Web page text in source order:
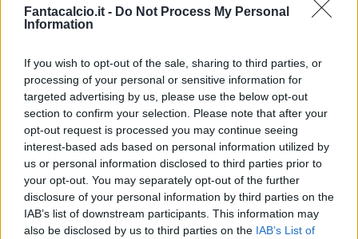
Fantacalcio.it - Do Not Process My Personal
Information
If you wish to opt-out of the sale, sharing to third parties, or
processing of your personal or sensitive information for
targeted advertising by us, please use the below opt-out
section to confirm your selection. Please note that after your
opt-out request is processed you may continue seeing
interest-based ads based on personal information utilized by
us or personal information disclosed to third parties prior to
your opt-out. You may separately opt-out of the further
disclosure of your personal information by third parties on the
IAB’s list of downstream participants. This information may
also be disclosed by us to third parties on the IAB’s List of
Classic Mantra
Riepilogo stagione
Titolare 0 - 0%
Entrato 0 - 0%